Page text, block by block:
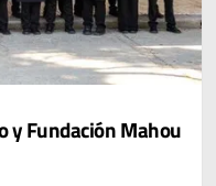
y Fundación Mahou